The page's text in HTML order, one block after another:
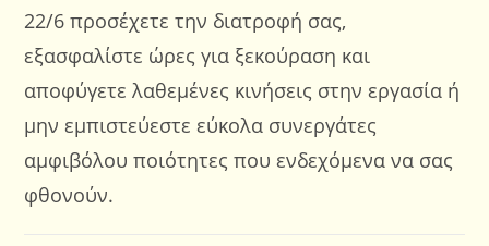
22/6 προσέχετε την διατροφή σας,
εξασφαλίστε ώρες για ξεκούραση και
αποφύγετε λαθεμένες κινήσεις στην εργασία ή
μην εμπιστεύεστε εύκολα συνεργάτες
αμφιβόλου ποιότητες που ενδεχόμενα να σας
φθονούν.